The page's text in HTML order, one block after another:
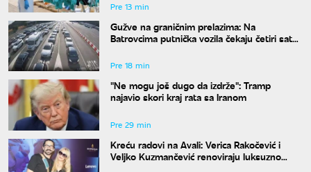
Pre 13 min
Gužve na graničnim prelazima: Na
Batrovcima putnička vozila čekaju četiri sata
Pre 18 min
"Ne mogu još dugo da izdrže": Tramp
najavio skori kraj rata sa Iranom
Pre 29 min
Kreću radovi na Avali: Verica Rakočević i
Veljko Kuzmančević renoviraju luksuzno